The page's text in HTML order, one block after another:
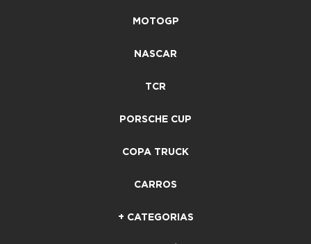
MOTOGP
NASCAR
TCR
PORSCHE CUP
COPA TRUCK
CARROS
+ CATEGORIAS